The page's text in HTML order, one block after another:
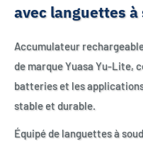
avec languettes à
Accumulateur
de marque Yuasa Yu-Lite,
batteries et les
stable et durable.
Équipé de languettes à